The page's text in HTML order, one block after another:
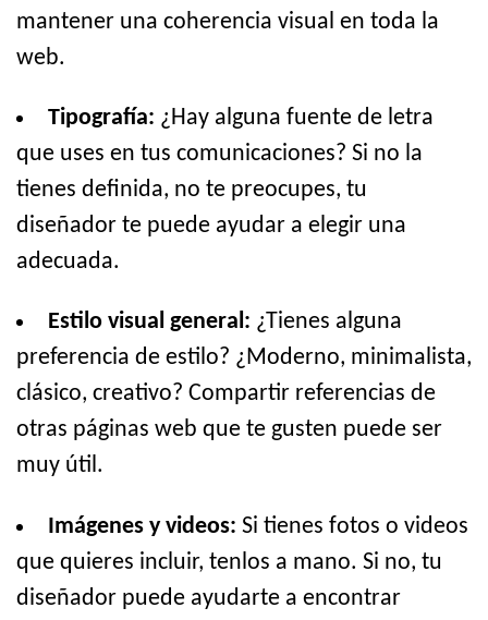
mantener una coherencia visual en toda la
web.
Tipografía: ¿Hay alguna fuente de letra
que uses en tus comunicaciones? Si no la
tienes definida, no te preocupes, tu
diseñador te puede ayudar a elegir una
adecuada.
Estilo visual general: ¿Tienes alguna
preferencia de estilo? ¿Moderno, minimalista,
clásico, creativo? Compartir referencias de
otras páginas web que te gusten puede ser
muy útil.
Imágenes y videos: Si tienes fotos o videos
que quieres incluir, tenlos a mano. Si no, tu
diseñador puede ayudarte a encontrar